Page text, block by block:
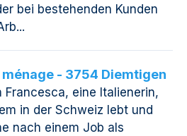
bei bestehenden Kunden
- 3754 Diemtigen
Francesca, eine Italienerin,
in der Schweiz lebt und
nach einem Job als